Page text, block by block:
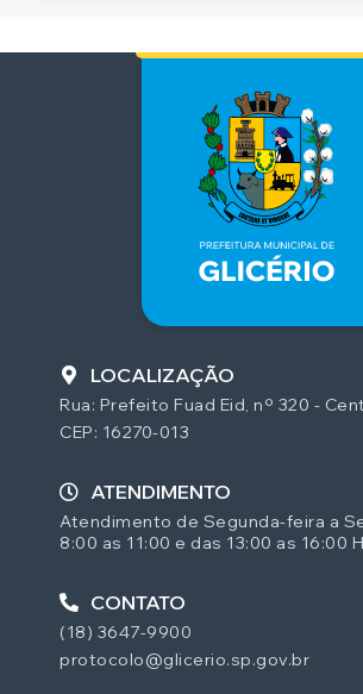
LOCALIZAÇÃO
Rua: Prefeito Fuad Eid, nº 320 -
CEP: 16270-013
CONTATO
(18) 3647-9900
protocolo@glicerio.sp.gov.br
ATENDIMENTO
Atendimento de Segunda-feira a
8:00 as 11:00 e das 13:00 as 16:00